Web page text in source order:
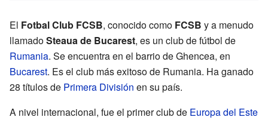
El Fotbal Club FCSB, conocido como FCSB y a menudo
llamadoSteaua de Bucarest, es un club de fútbol de
Rumania. Se encuentra en el barrio de Ghencea, en
Bucarest. Es el club más exitoso de Rumania. Ha ganado
28 títulos de Primera División en su país.
A nivel internacional, fue el primer club de Europa del Este